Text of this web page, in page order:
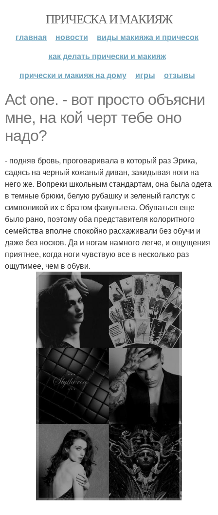
ПРИЧЕСКА И МАКИЯЖ
главная новости
виды макияжа и причесок
как делать прически и макияж
прически и макияж на дому
игры отзывы
Act one. - вот просто объясни
мне, на кой черт тебе оно
надо?
- подняв бровь, проговаривала в который раз Эрика,
садясь на черный кожаный диван, закидывая ноги на
него же. Вопреки школьным стандартам, она была одета
в темные брюки, белую рубашку и зеленый галстук с
символикой их с братом факультета. Обуваться еще
было рано, поэтому оба представителя колоритного
семейства вполне спокойно расхаживали без обучи и
даже без носков. Да и ногам намного легче, и ощущения
приятнее, когда ноги чувствую все в несколько раз
ощутимее, чем в обуви.